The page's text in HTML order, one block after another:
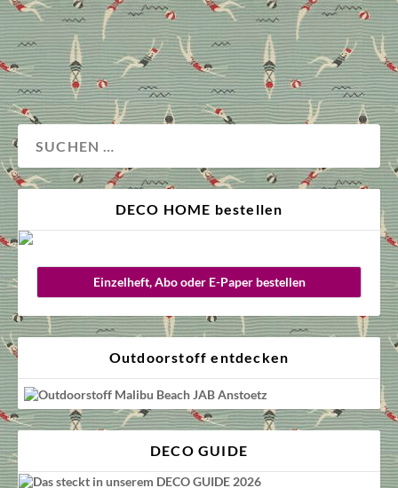
klassische Skandi-Style, aber äußerst elegant.
Wohnen
DECO HOME bestellen
Einzelheft, Abo oder E-Paper bestellen
Outdoorstoff entdecken
DECO GUIDE